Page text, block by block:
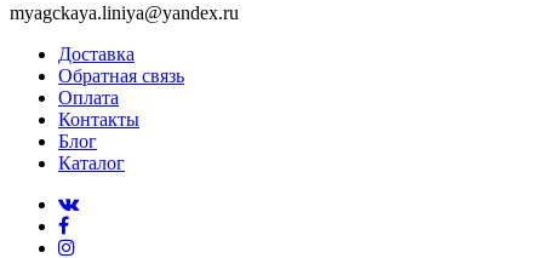
myagckaya.liniya@yandex.ru
Доставка
Обратная связь
Оплата
Контакты
Блог
Каталог